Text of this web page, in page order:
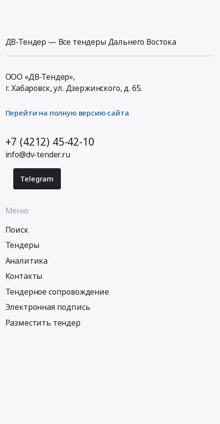
ДВ-Тендер — Все тендеры Дальнего Востока
ООО «ДВ-Тендер»,
г. Хабаровск,ул. Дзержинского, д. 65.
Перейти на полную версию сайта
+7 (4212) 45-42-10
info@dv-tender.ru
Telegram
Меню
Поиск
Тендеры
Аналитика
Контакты
Тендерное сопровождение
Электронная подпись
Разместить тендер